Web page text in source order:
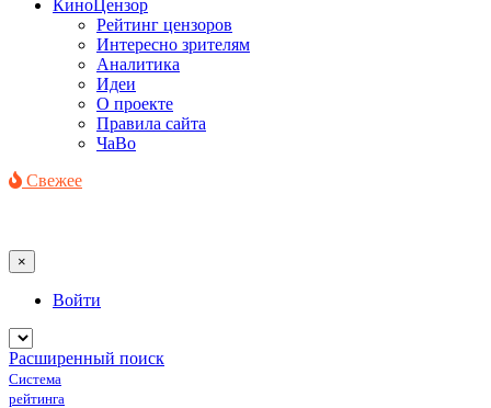
КиноЦензор
Рейтинг цензоров
Интересно зрителям
Аналитика
Идеи
О проекте
Правила сайта
ЧаВо
Свежее
×
Войти
Расширенный поиск
Система
рейтинга